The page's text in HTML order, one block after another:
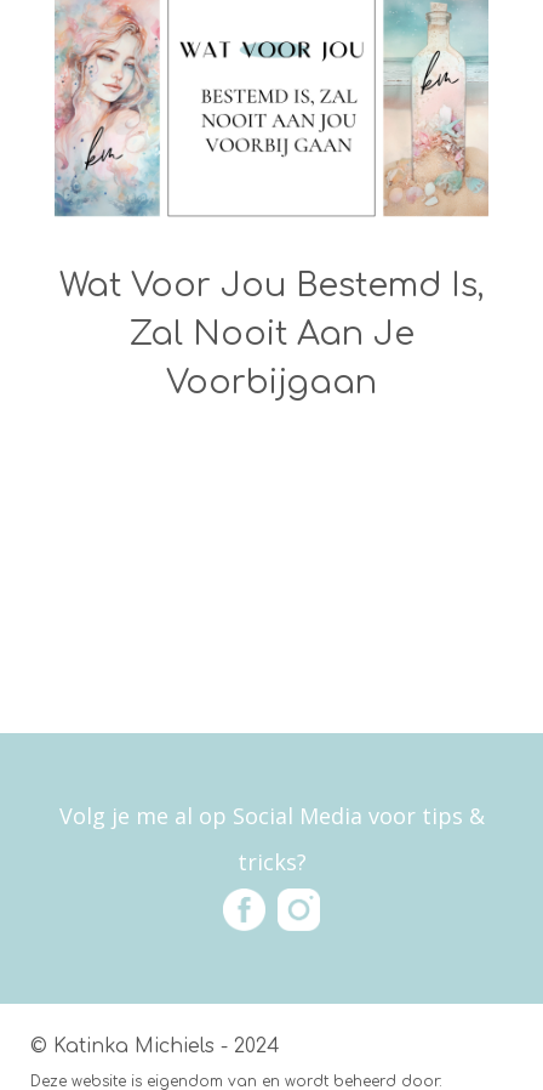
Wat Voor Jou Bestemd Is,
Zal Nooit Aan Je
Voorbijgaan
Volg je me al op Social Media voor tips &
tricks?
© Katinka Michiels - 2024
Deze website is eigendom van en wordt beheerd door: